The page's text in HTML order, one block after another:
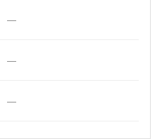
—
—
—